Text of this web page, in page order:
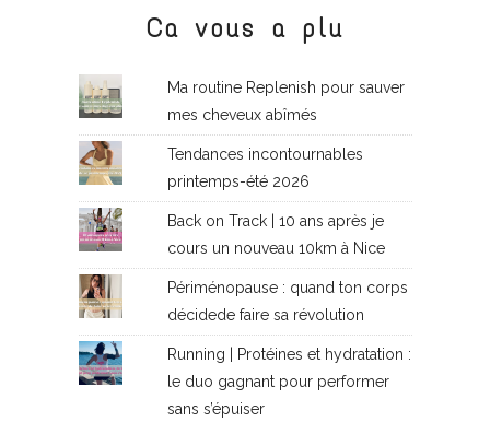
Ca vous a plu
Ma routine Replenish pour sauver
mes cheveux abîmés
Tendances incontournables
printemps-été 2026
Back on Track | 10 ans après je
cours un nouveau 10km à Nice
Périménopause : quand ton corps
décidede faire sa révolution
Running | Protéines et hydratation :
le duo gagnant pour performer
sans s’épuiser